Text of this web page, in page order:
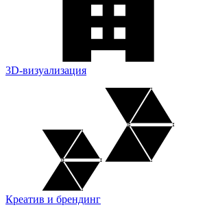
3D-визуализация
Креатив и брендинг